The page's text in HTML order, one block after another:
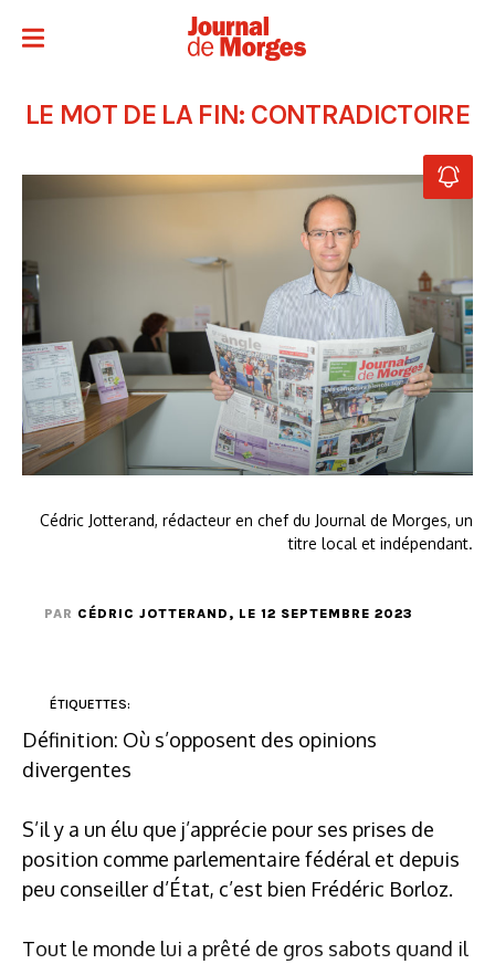
LE MOT DE LA FIN: CONTRADICTOIRE
Cédric Jotterand, rédacteur en chef du Journal de Morges, un
titre local et indépendant.
PAR CÉDRIC JOTTERAND , LE 12 SEPTEMBRE 2023
ÉTIQUETTES:
Définition: Où s’opposent des opinions
divergentes
S’il y a un élu que j’apprécie pour ses prises de
position comme parlementaire fédéral et depuis
peu conseiller d’État, c’est bien Frédéric Borloz.
Tout le monde lui a prêté de gros sabots quand il